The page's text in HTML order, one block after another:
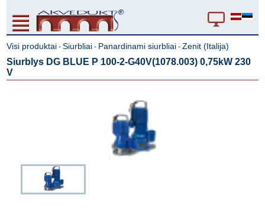
Visi produktai -Siurbliai - Panardinami siurbliai -Zenit (Italija)
Siurblys DG BLUE P 100-2-G40V(1078.003) 0,75kW 230
V